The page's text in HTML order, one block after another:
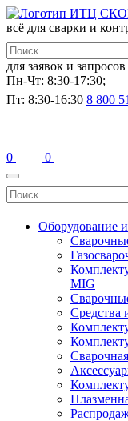
всё для сварки и
для заявок и запросов
Пн-Чт: 8:30-17:30;
Пт: 8:30-16:30 8 800
0 0
Оборудование
MIG
Средства